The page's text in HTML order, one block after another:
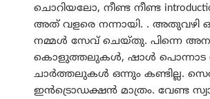
ചൊറിയലോ, നീണ്ട നീണ്ട
അത് വളരെ നന്നായി. . അതുവഴി
നമ്മൾ സേവ് ചെയ്തു. പിന്നെ
കൊളുത്തലുകൾ, ഷാൾ പൊന്നാട
ചാർത്തലുകൾ ഒന്നും കണ്ടില്ല.
ഇൻട്രൊഡക്ഷൻ മാത്രം. വേണ്ട